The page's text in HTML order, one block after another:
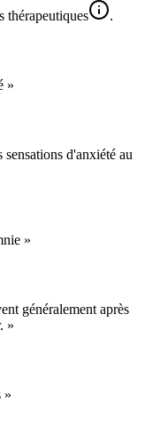
thérapeutiques .
»
sensations d'anxiété au
»
généralement après
»
»